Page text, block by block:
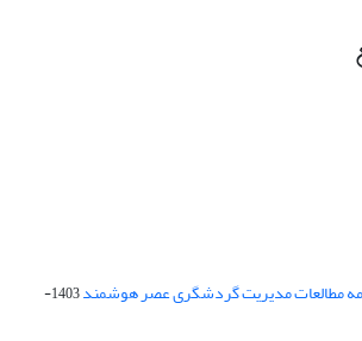
مطالعات مدیریت گردشگری عصر هوشمند
1403-